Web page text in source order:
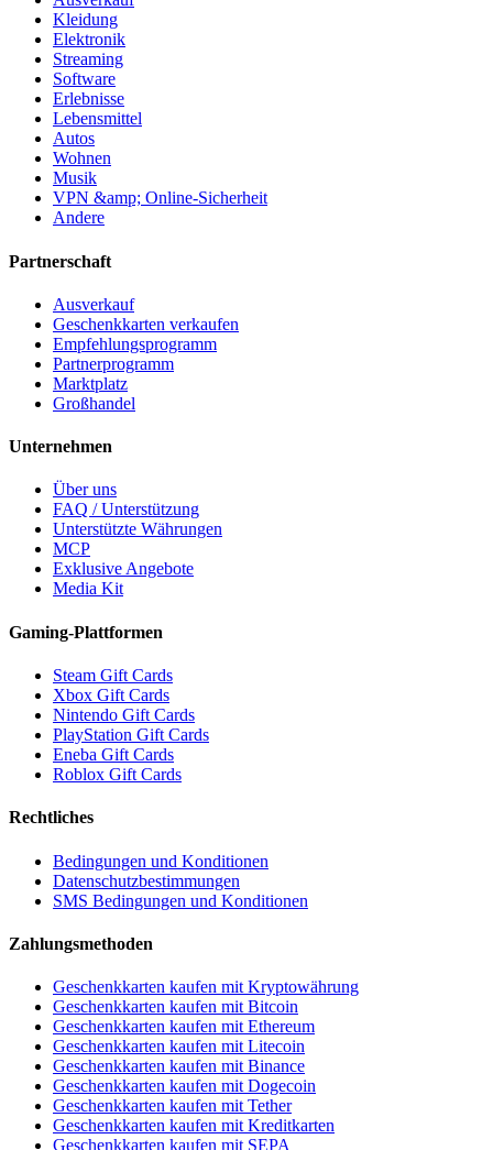
Kleidung
Elektronik
Streaming
Software
Erlebnisse
Lebensmittel
Autos
Wohnen
Musik
VPN &amp; Online-Sicherheit
Andere
Partnerschaft
Ausverkauf
Geschenkkarten verkaufen
Empfehlungsprogramm
Partnerprogramm
Marktplatz
Großhandel
Unternehmen
Über uns
FAQ / Unterstützung
Unterstützte Währungen
MCP
Exklusive Angebote
Media Kit
Gaming-Plattformen
Steam Gift Cards
Xbox Gift Cards
Nintendo Gift Cards
PlayStation Gift Cards
Eneba Gift Cards
Roblox Gift Cards
Rechtliches
Bedingungen und Konditionen
Datenschutzbestimmungen
SMS Bedingungen und Konditionen
Zahlungsmethoden
Geschenkkarten kaufen mit Kryptowährung
Geschenkkarten kaufen mit Bitcoin
Geschenkkarten kaufen mit Ethereum
Geschenkkarten kaufen mit Litecoin
Geschenkkarten kaufen mit Binance
Geschenkkarten kaufen mit Dogecoin
Geschenkkarten kaufen mit Tether
Geschenkkarten kaufen mit Kreditkarten
Geschenkkarten kaufen mit SEPA